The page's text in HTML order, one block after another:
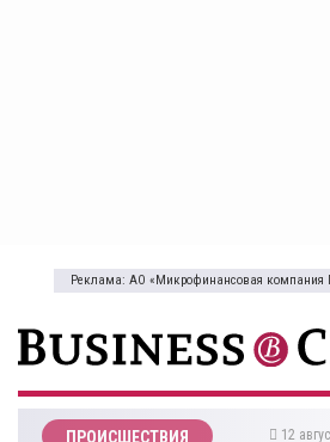
Реклама: АО «Микрофинансовая компания
ПРОИСШЕСТВИЯ 12